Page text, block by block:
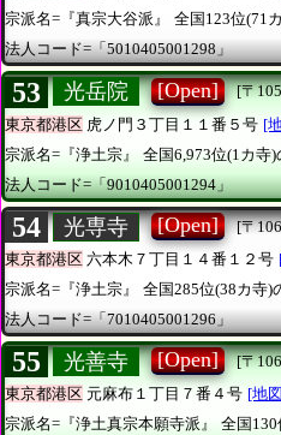
宗派名=『真宗大谷派』
全国123位(71
法人コード=「5010405001298」
53 光岳院 [Open]
[〒
東京都港区 虎ノ門３丁目１１番５号 [
宗派名=『浄土宗』
全国6,973位(1カ寺)
法人コード=「9010405001294」
54 光専寺 [Open]
[〒
東京都港区 六本木７丁目１４番１２号
宗派名=『浄土宗』
全国285位(38カ寺)
法人コード=「7010405001296」
55 光善寺 [Open]
[〒
東京都港区 元麻布１丁目７番４号 [地
宗派名=『浄土真宗本願寺派』
全国130